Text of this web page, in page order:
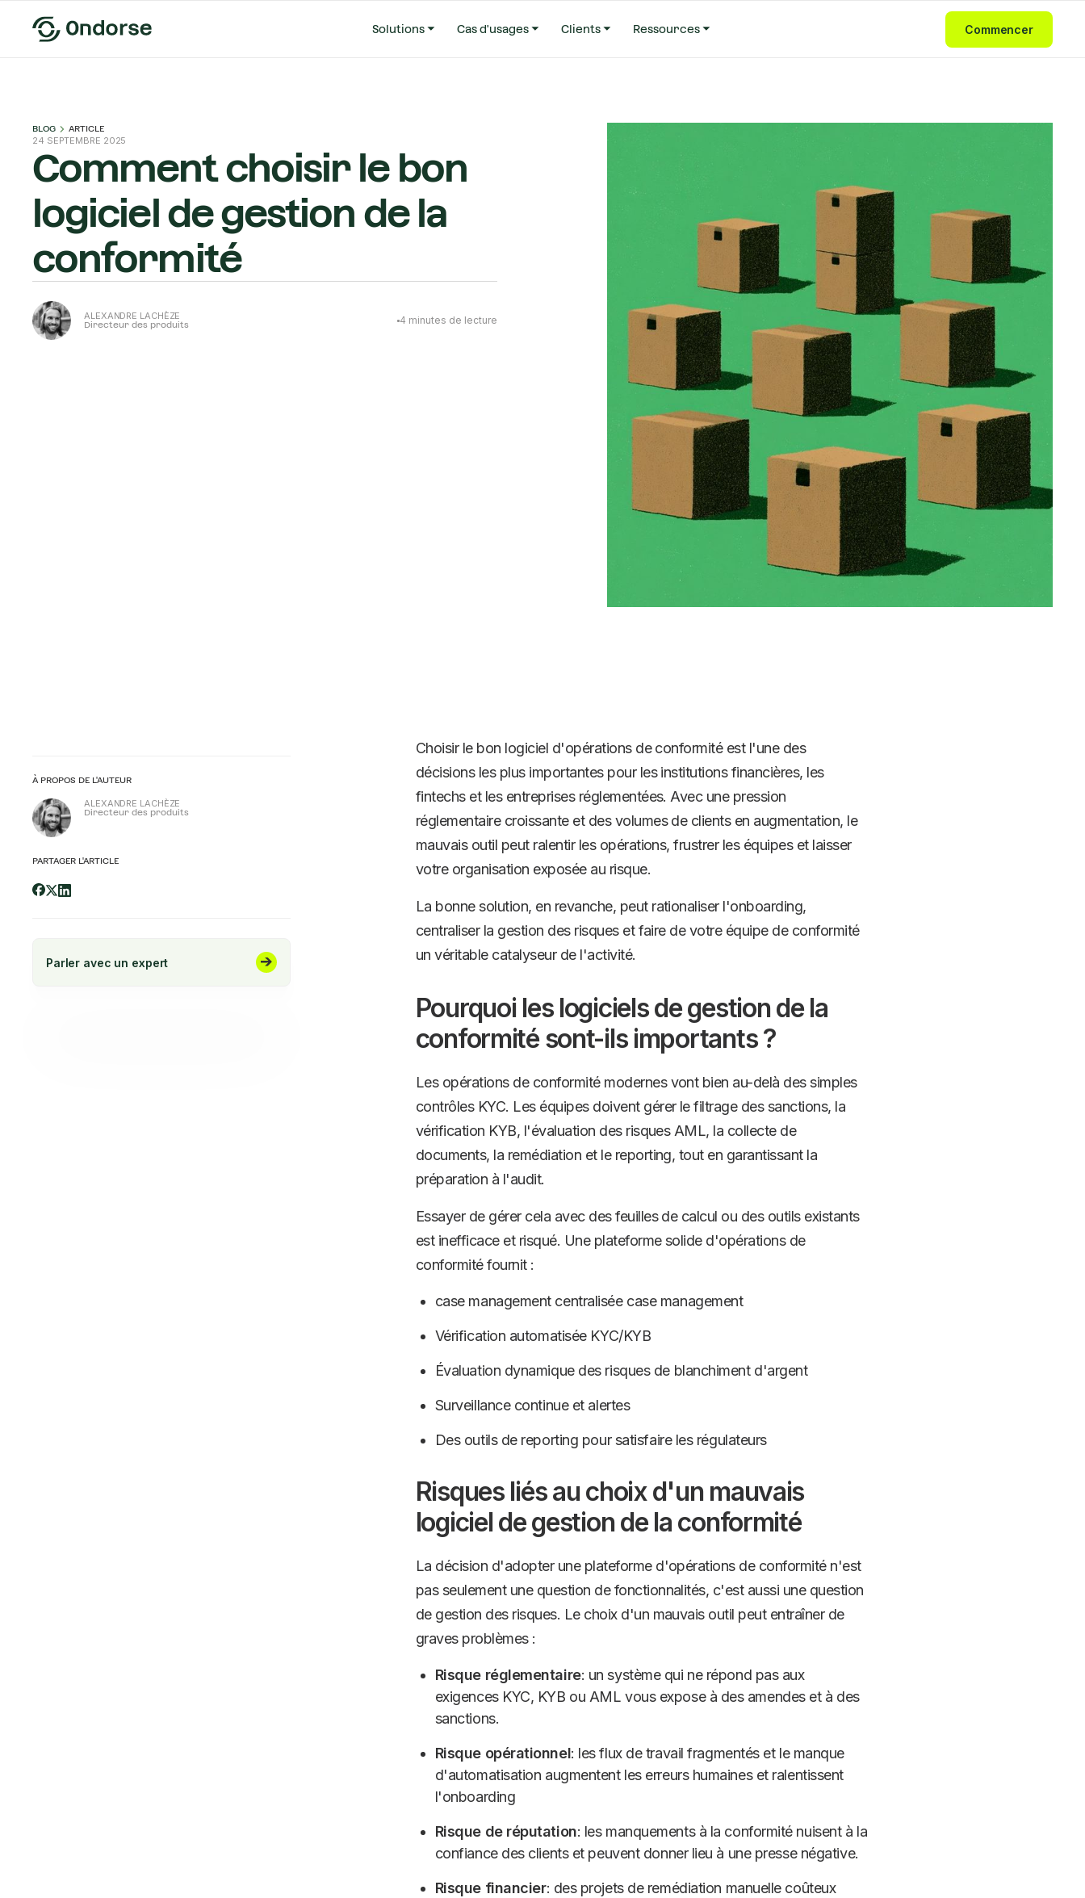
Solutions Cas d'usages Clients Ressources Commencer
BLOG ARTICLE
24 SEPTEMBRE 2025
Comment choisir le bon
logiciel de gestion de la
conformité
ALEXANDRE LACHÈZE
Directeur des produits 4 minutes de lecture
À PROPOS DE L'AUTEUR
ALEXANDRE LACHÈZE
Directeur des produits
PARTAGER L'ARTICLE
Parler avec un expert
Choisir le bon logiciel d'opérations de conformité est l'une des
décisions les plus importantes pour les institutions financières, les
fintechs et les entreprises réglementées. Avec une pression
réglementaire croissante et des volumes de clients en augmentation, le
mauvais outil peut ralentir les opérations, frustrer les équipes et laisser
votre organisation exposée au risque.
La bonne solution, en revanche, peut rationaliser l'onboarding,
centraliser la gestion des risques et faire de votre équipe de conformité
un véritable catalyseur de l'activité.
Pourquoi les logiciels de gestion de la
conformité sont-ils importants ?
Les opérations de conformité modernes vont bien au-delà des simples
contrôles KYC. Les équipes doivent gérer le filtrage des sanctions, la
vérification KYB, l'évaluation des risques AML, la collecte de
documents, la remédiation et le reporting, tout en garantissant la
préparation à l'audit.
Essayer de gérer cela avec des feuilles de calcul ou des outils existants
est inefficace et risqué. Une plateforme solide d'opérations de
conformité fournit :
case management centralisée case management
Vérification automatisée KYC/KYB
Évaluation dynamique des risques de blanchiment d'argent
Surveillance continue et alertes
Des outils de reporting pour satisfaire les régulateurs
Risques liés au choix d'un mauvais
logiciel de gestion de la conformité
La décision d'adopter une plateforme d'opérations de conformité n'est
pas seulement une question de fonctionnalités, c'est aussi une question
de gestion des risques. Le choix d'un mauvais outil peut entraîner de
graves problèmes :
Risque réglementaire: un système qui ne répond pas aux
exigences KYC, KYB ou AML vous expose à des amendes et à des
sanctions.
Risque opérationnel: les flux de travail fragmentés et le manque
d'automatisation augmentent les erreurs humaines et ralentissent
l'onboarding
Risque de réputation: les manquements à la conformité nuisent à la
confiance des clients et peuvent donner lieu à une presse négative.
Risque financier: des projets de remédiation manuelle coûteux